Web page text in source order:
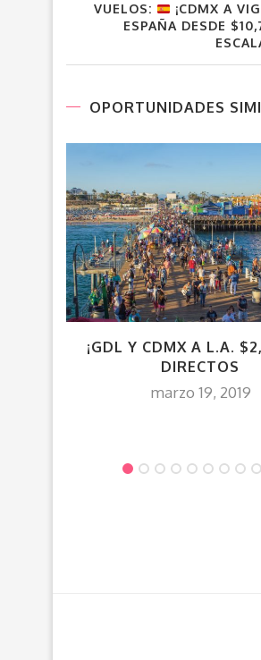
VUELOS:
¡CDMX A
ESPAÑA DESDE
OPORTUNIDADES
¡GDL Y CDMX A L.A.
DIRECTOS
marzo 19, 2019